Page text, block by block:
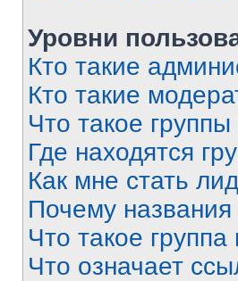
Уровни
Кто такие
Кто такие
Что такое
Где находятся
Как мне стать
Почему
Что такое
Что означает